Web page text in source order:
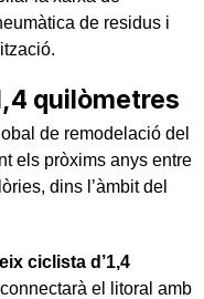
de residus i
quilòmetres
de remodelació del
els pròxims anys entre
dins l’àmbit del
ciclista d’1,4
el litoral amb